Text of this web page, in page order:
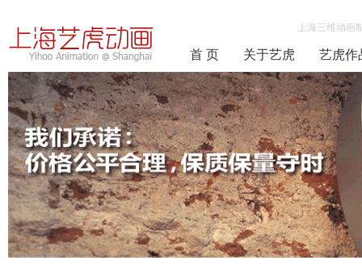
上海三维动
首 页 关于艺虎 艺虎作